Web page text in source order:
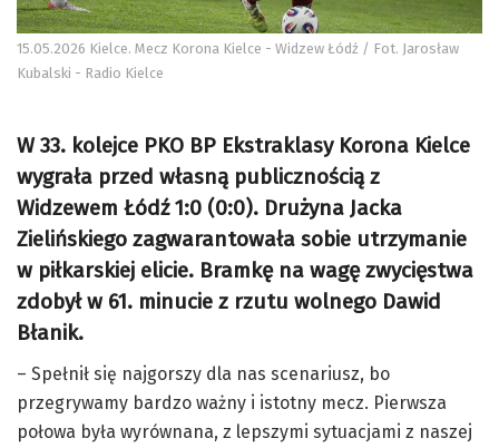
15.05.2026 Kielce. Mecz Korona Kielce - Widzew Łódź / Fot. Jarosław
Kubalski - Radio Kielce
W 33. kolejce PKO BP Ekstraklasy Korona Kielce
wygrała przed własną publicznością z
Widzewem Łódź 1:0 (0:0). Drużyna Jacka
Zielińskiego zagwarantowała sobie utrzymanie
w piłkarskiej elicie. Bramkę na wagę zwycięstwa
zdobył w 61. minucie z rzutu wolnego Dawid
Błanik.
– Spełnił się najgorszy dla nas scenariusz, bo
przegrywamy bardzo ważny i istotny mecz. Pierwsza
połowa była wyrównana, z lepszymi sytuacjami z naszej